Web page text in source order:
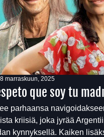
marraskuun, 2025
que soy tu
parhaansa
kriisiä, joka jyrää
kynnyksellä. Kaiken